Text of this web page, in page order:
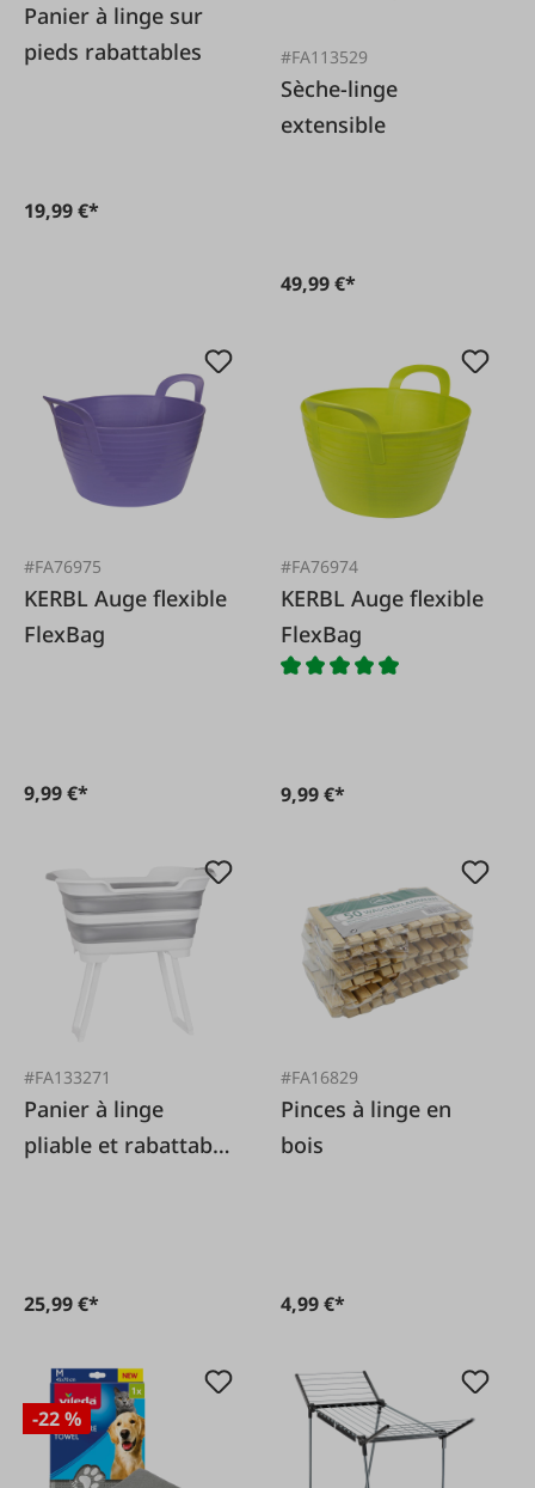
Panier à linge sur
pieds rabattables
19,99 €*
#FA113529
Sèche-linge
extensible
49,99 €*
#FA76975
KERBL Auge flexible
FlexBag
9,99 €*
#FA76974
KERBL Auge flexible
FlexBag
9,99 €*
#FA133271
Panier à linge
pliable et rabattable
25,99 €*
#FA16829
Pinces à linge en
bois
4,99 €*
-22 %